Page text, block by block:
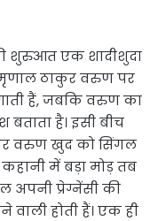
शुरुआत एक शादीशुदा
ठाकुर वरुण पर
हैं, जबकि वरुण का
बताता है। इसी बीच
वरुण खुद को सिंगल
में बड़ा मोड़ तब
अपनी प्रेग्नेंसी की
होती हैं। एक ही